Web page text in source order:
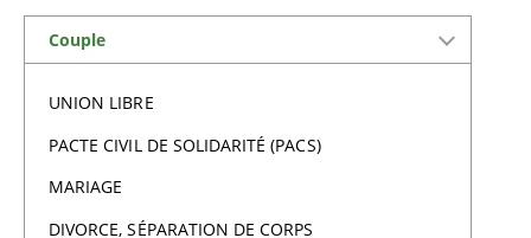
Couple
UNION LIBRE
PACTE CIVIL DE SOLIDARITÉ (PACS)
MARIAGE
DIVORCE, SÉPARATION DE CORPS